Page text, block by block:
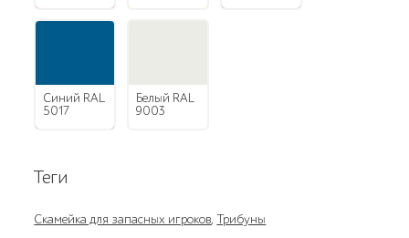
синий RAL
5017
белый RAL
9003
Теги
Скамейка для запасных игроков,Трибуны